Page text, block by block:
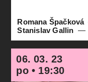
Romana Špačková
Stanislav Gallin
06. 03. 23
po • 19:30